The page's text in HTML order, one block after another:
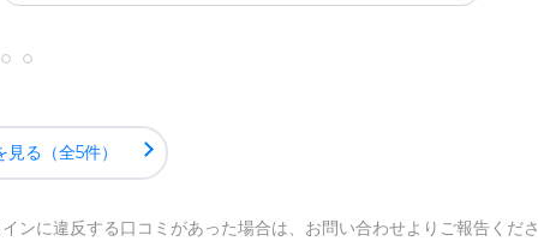
る（全5件）
ンに違反する口コミがあった場合は、お問い合わせよりご報告くださ